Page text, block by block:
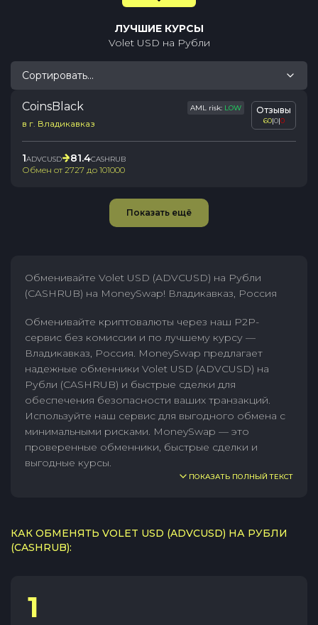
ЛУЧШИЕ КУРСЫ
Volet USD на Рубли
Сортировать...
CoinsBlack AML risk: LOW
в г. Владикавказ
Отзывы
60|0|0
1ADVCUSD 81.4CASHRUB
Обмен от2727 до 101000
Показать ещё
Обменивайте Volet USD (ADVCUSD) на Рубли
(CASHRUB) на MoneySwap! Владикавказ, Россия
Обменивайте криптовалюты через наш P2P-
сервис без комиссии и по лучшему курсу —
Владикавказ, Россия. MoneySwap предлагает
надежные обменники Volet USD (ADVCUSD) на
Рубли (CASHRUB) и быстрые сделки для
обеспечения безопасности ваших транзакций.
Используйте наш сервис для выгодного обмена с
минимальными рисками. MoneySwap — это
проверенные обменники, быстрые сделки и
выгодные курсы.
ПОКАЗАТЬ ПОЛНЫЙ ТЕКСТ
КАК ОБМЕНЯТЬ VOLET USD (ADVCUSD) НА РУБЛИ
(CASHRUB):
1